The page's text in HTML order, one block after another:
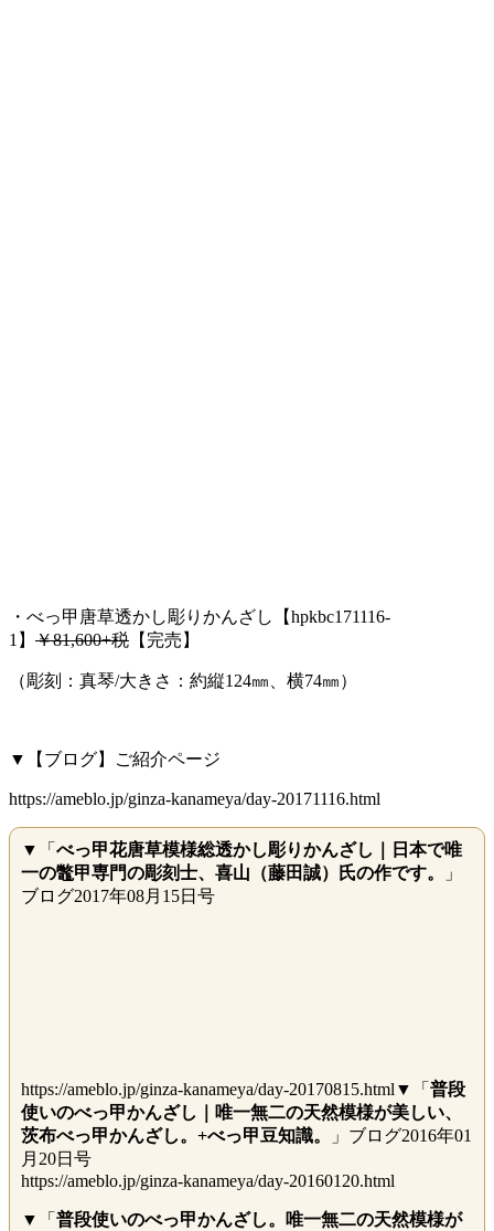
・べっ甲唐草透かし彫りかんざし【hpkbc171116-
1】 ￥81,600+税 【完売】
（彫刻：真琴/大きさ：約縦124㎜、横74㎜）
▼【ブログ】ご紹介ページ
https://ameblo.jp/ginza-kanameya/day-20171116.html
▼「 べっ甲花唐草模様総透かし彫りかんざし｜日本で唯
一の鼈甲専門の彫刻士、喜山（藤田誠）氏の作です。
」
ブログ2017年08月15日号
https://ameblo.jp/ginza-kanameya/day-20170815.html▼「 普段
使いのべっ甲かんざし｜唯一無二の天然模様が美しい、
茨布べっ甲かんざし。+べっ甲豆知識。
」ブログ2016年01
月20日号
https://ameblo.jp/ginza-kanameya/day-20160120.html
▼「 普段使いのべっ甲かんざし。唯一無二の天然模様が